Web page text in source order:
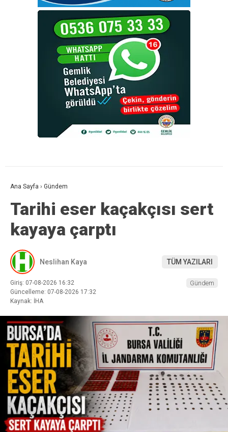
Ana Sayfa › Gündem
Tarihi eser kaçakçısı sert
kayaya çarptı
Neslihan Kaya TÜM YAZILARI
Giriş: 07-08-2026 16:32
Güncelleme: 07-08-2026 17:32
Kaynak: İHA
Gündem